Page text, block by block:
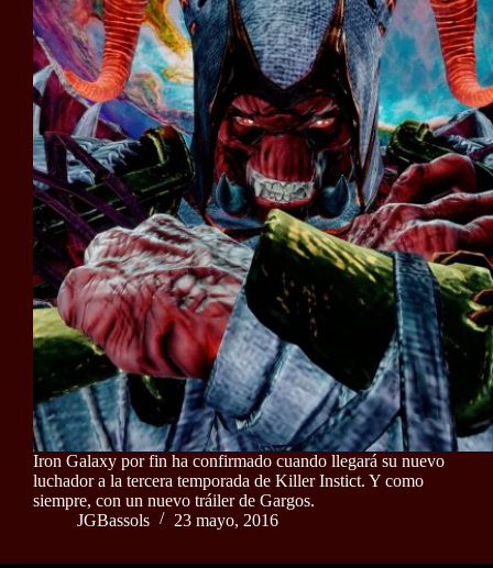
Iron Galaxy por fin ha confirmado cuando llegará su nuevo
luchador a la tercera temporada de Killer Instict. Y como
siempre, con un nuevo tráiler de Gargos.
JGBassols
23 mayo, 2016